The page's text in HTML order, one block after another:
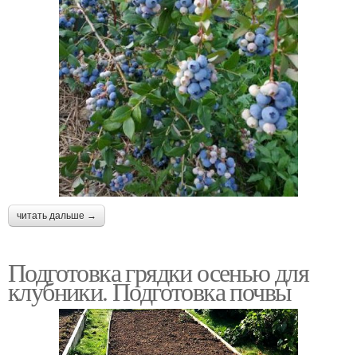
читать дальше →
Подготовка грядки осенью для
клубники. Подготовка почвы